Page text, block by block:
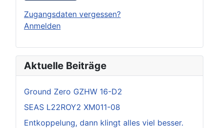
Zugangsdaten vergessen?
Anmelden
Aktuelle Beiträge
Ground Zero GZHW 16-D2
SEAS L22ROY2 XM011-08
Entkoppelung, dann klingt alles viel besser.